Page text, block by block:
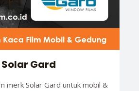
Gard
merk Solar Gard untuk mobil &